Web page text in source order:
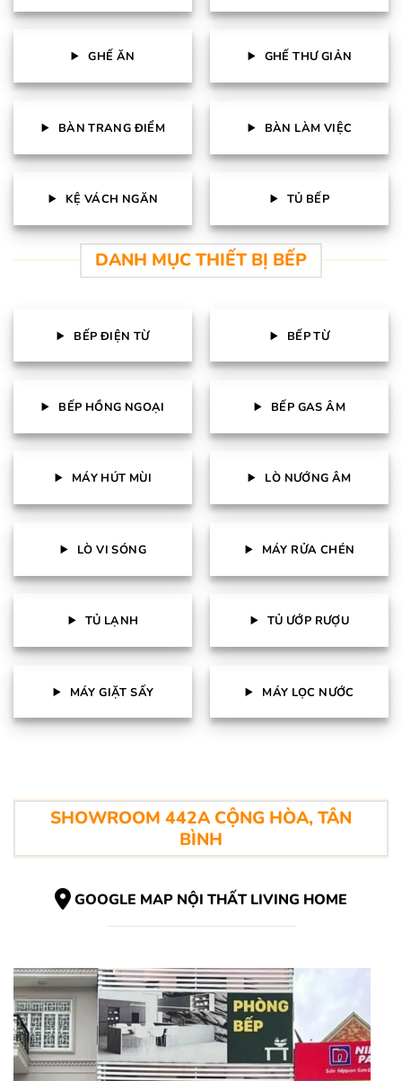
GHẾ ĂN GHẾ THƯ GIẢN
BÀN TRANG ĐIỂM BÀN LÀM VIỆC
KỆ VÁCH NGĂN TỦ BẾP
DANH MỤC THIẾT BỊ BẾP
BẾP ĐIỆN TỪ BẾP TỪ
BẾP HỒNG NGOẠI BẾP GAS ÂM
MÁY HÚT MÙI LÒ NƯỚNG ÂM
LÒ VI SÓNG MÁY RỬA CHÉN
TỦ LẠNH TỦ ƯỚP RƯỢU
MÁY GIẶT SẤY MÁY LỌC NƯỚC
SHOWROOM 442A CỘNG HÒA, TÂN
BÌNH
GOOGLE MAP NỘI THẤT LIVING HOME